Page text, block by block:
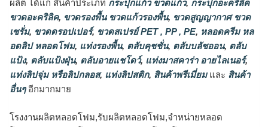
ผลิต ได้แก่ สินค้าประเภท กระปุกแก้ว ขวดแก้ว, กระปุกอะคริลิค
ขวดอะคริลิค, ขวดรองพื้น ขวดแก้วรองพื้น, ขวดสูญญากาศ ขวด
เซรั่ม, ขวดดรอปเปอร์, ขวดสเปรย์ PET , PP , PE, หลอดครีม หล
อดลิป หลอดโฟม, แท่งรองพื้น, ตลับคุชชั่น, ตลับบลัชออน, ตลับ
แป้ง, ตลับแป้งฝุ่น, ตลับอายแชโดว์, แท่งมาสคาร่า อายไลเนอร์,
แท่งลิปจุ่ม หรือลิปกลอส, แท่งลิปสติก, สินค้าพรีเมี่ยมและ สินค้า
อื่นๆอีกมากมาย
โรงงานผลิตหลอดโฟม,รับผลิตหลอดโฟม,จำหน่ายหลอด